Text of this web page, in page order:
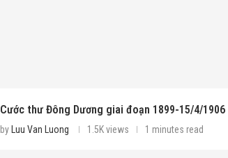
Cước thư Đông Dương giai đoạn 1899-15/4/1906
by Luu Van Luong 1.5K views 1 minutes read